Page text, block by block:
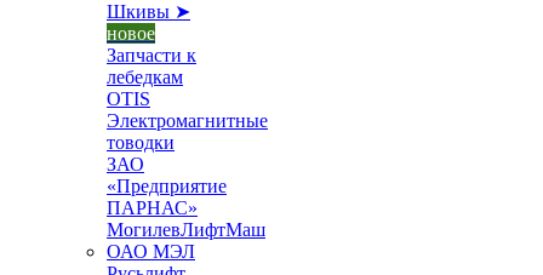
Шкивы ➤
новое
Запчасти к
лебедкам
OTIS
Электромагнитные
товодки
ЗАО
«Предприятие
ПАРНАС»
МогилевЛифтМаш
ОАО МЭЛ